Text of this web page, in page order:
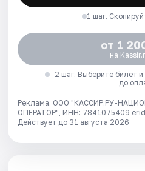
1 шаг.
от 1
на
2 шаг. Выберите билет
до
Реклама. ООО "КАССИР.РУ-
ОПЕРАТОР", ИНН: 7841075409
Действует до 31 августа 2026